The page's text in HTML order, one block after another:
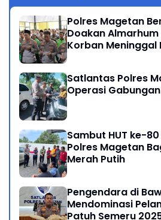
Polres Magetan
Doakan
Korban Meninggal
Satlantas Polres
Operasi
Sambut HUT ke-
Polres Magetan
Merah Putih
Pengendara di
Mendominasi
Patuh Semeru